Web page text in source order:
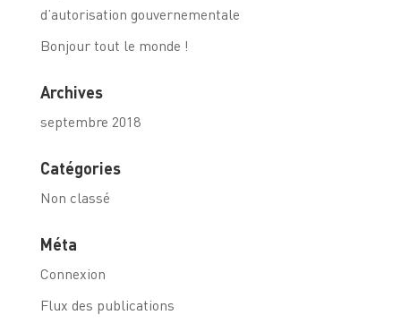
d’autorisation gouvernementale
Bonjour tout le monde !
Archives
septembre 2018
Catégories
Non classé
Méta
Connexion
Flux des publications